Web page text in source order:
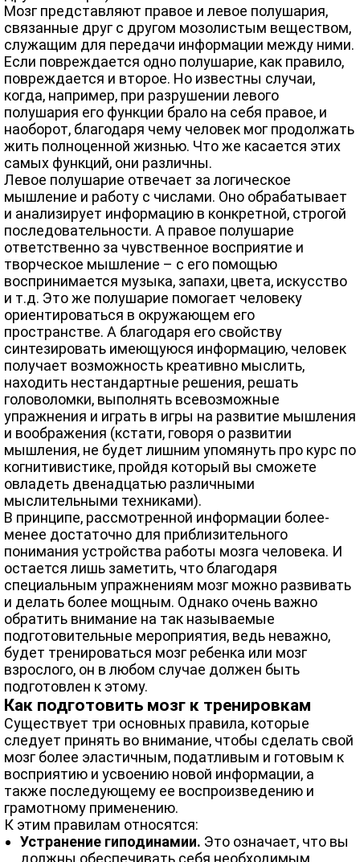
Мозг представляют правое и левое полушария,
связанные друг с другом мозолистым веществом,
служащим для передачи информации между ними.
Если повреждается одно полушарие, как правило,
повреждается и второе. Но известны случаи,
когда, например, при разрушении левого
полушария его функции брало на себя правое, и
наоборот, благодаря чему человек мог продолжать
жить полноценной жизнью. Что же касается этих
самых функций, они различны.
Левое полушарие отвечает за логическое
мышление и работу с числами. Оно обрабатывает
и анализирует информацию в конкретной, строгой
последовательности. А правое полушарие
ответственно за чувственное восприятие и
творческое мышление – с его помощью
воспринимается музыка, запахи, цвета, искусство
и т.д. Это же полушарие помогает человеку
ориентироваться в окружающем его
пространстве. А благодаря его свойству
синтезировать имеющуюся информацию, человек
получает возможность креативно мыслить,
находить нестандартные решения, решать
головоломки, выполнять всевозможные
упражнения и играть в игры на развитие мышления
и воображения (кстати, говоря о развитии
мышления, не будет лишним упомянуть про курс по
когнитивистике, пройдя который вы сможете
овладеть двенадцатью различными
мыслительными техниками).
В принципе, рассмотренной информации более-
менее достаточно для приблизительного
понимания устройства работы мозга человека. И
остается лишь заметить, что благодаря
специальным упражнениям мозг можно развивать
и делать более мощным. Однако очень важно
обратить внимание на так называемые
подготовительные мероприятия, ведь неважно,
будет тренироваться мозг ребенка или мозг
взрослого, он в любом случае должен быть
подготовлен к этому.
Как подготовить мозг к тренировкам
Существует три основных правила, которые
следует принять во внимание, чтобы сделать свой
мозг более эластичным, податливым и готовым к
восприятию и усвоению новой информации, а
также последующему ее воспроизведению и
грамотному применению.
К этим правилам относятся:
Устранение гиподинамии. Это означает, что вы
должны обеспечивать себя необходимым